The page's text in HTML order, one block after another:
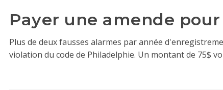
Payer une amende
Plus de deux fausses alarmes par année
violation du code de Philadelphie. Un montant de 75$